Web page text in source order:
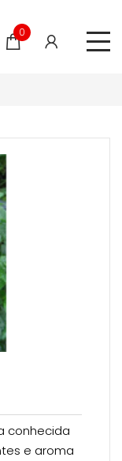
0
conhecida
e aroma